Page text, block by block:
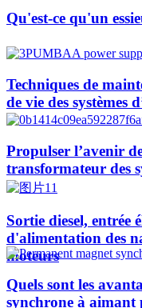
Qu'est-ce qu'un
Techniques de
de vie des systèmes
Propulser l’avenir
transformateur des
Sortie diesel, entrée
d'alimentation des
moteurs
Quels sont les
synchrone à aimant